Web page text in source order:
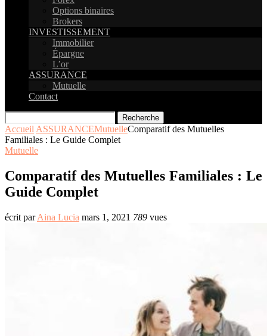
Options binaires
Brokers
INVESTISSEMENT
Immobilier
Épargne
L’or
ASSURANCE
Mutuelle
Contact
Recherche
Accueil ASSURANCEMutuelleComparatif des Mutuelles
Familiales : Le Guide Complet
Mutuelle
Comparatif des Mutuelles Familiales : Le
Guide Complet
écrit parAina Lucia mars 1, 2021 789 vues